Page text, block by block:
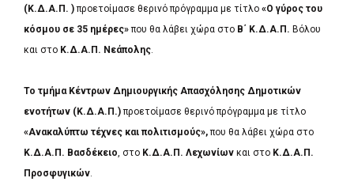
(Κ.Δ.Α.Π. )προετοίμασε θερινό πρόγραμμα με τίτλο «Ο γύρος του
κόσμου σε 35 ημέρες»που θα λάβει χώρα στο Β΄ Κ.Δ.Α.Π. Βόλου
και στο Κ.Δ.Α.Π. Νεάπολης.
Το τμήμα Κέντρων Δημιουργικής Απασχόλησης Δημοτικών
ενοτήτων (Κ.Δ.Α.Π.)προετοίμασε θερινό πρόγραμμα με τίτλο
«Ανακαλύπτω τέχνες και πολιτισμούς»,που θα λάβει χώρα στο
Κ.Δ.Α.Π. Βασδέκειο, στο Κ.Δ.Α.Π. Λεχωνίων και στο Κ.Δ.Α.Π.
Προσφυγικών.